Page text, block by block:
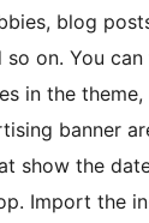
blog
so on. You can
in the theme,
banner
show the
Import the